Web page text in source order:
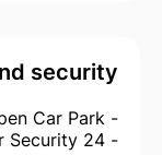
security
- Open Car Park
- 24 Hour Security